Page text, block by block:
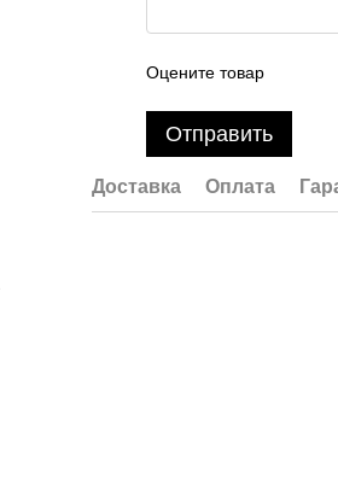
Оцените товар
Отправить
Доставка Оплата